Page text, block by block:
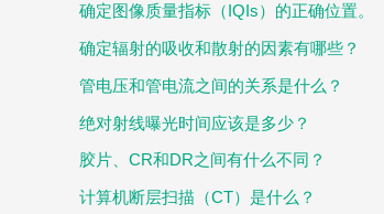
确定图像质量指标（IQIs）的正确位置。
确定辐射的吸收和散射的因素有哪些？
管电压和管电流之间的关系是什么？
绝对射线曝光时间应该是多少？
胶片、CR和DR之间有什么不同？
计算机断层扫描（CT）是什么？